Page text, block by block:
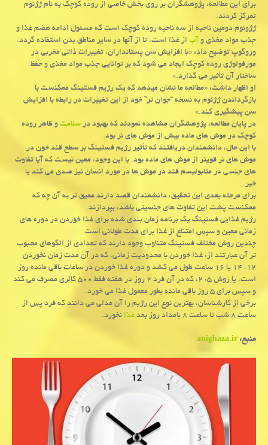
برای این مطالعه، پژوهشگران بر روی بخش خاصی از روده کوچک به نام ژژنوم
تمرکز کردند.
ژژونوم دومین ناحیه از سه ناحیه روده کوچک است که مسئول ادامه هضم غذا و
جذب مواد مغذی وآباز غذا است، تا از آنها در سایر مناطق بدن استفاده گردد.
وروگوپ توضیح داد: «با افزایش سن پستانداران، تغییرات ذاتی مخربی در
مورفولوژی روده کوچک ایجاد می شود که بر توانایی جذب مواد مغذی و حفظ
ساختار آن تأثیر می گذارد.»
او اظهار داشت: «مطالعه ما نشان میدهد که یک رژیم فستینگ ممکنست با
بازگرداندن ژژنوم به نسخه “جوان تر” خود از این تغییرات در رابطه با افزایش
سن پیشگیری کند.»
در پایان مطالعه، پژوهشگران مشاهده نمودند که بهبود درسلامتو ظاهر روده
کوچک در موش های ماده بیش از موش های نر بود.
با این حال، دانشمندان دریافتند که تأثیر رژیم فستینگ بر سطح قند خون در
موش های نر قویتر از موش های ماده بود. با این وجود، معین نیست که آیا تفاوت
های جنسی در متابولیسم قند در موش ها در مورد انسان نیز صدق می کند یا
خیر.
برای مرحله بعدی این تحقیق، دانشمندان قصد دارند عمیق تر به آن چه که
ممکنست پشت این تفاوت های جنسیتی باشد، بپردازند.
رژیم غذایی فستینگ یک برنامه زمان بندی شده برای غذا خوردن در دوره های
زمانی معین و سپس امتناع از غذا برای مدت طولانی است.
چندین روش مختلف فستینگ متناوب وجود دارند که تعدادی از الگوهای محبوب
تر آن عبارتند از: غذا خوردن با محدودیت زمانی، که در آن مدت زمان نخوردن
۱۲، ۱۴ یا ۱۶ ساعت طول می کشد و دوره غذا خوردن در ساعات باقی مانده روز
است، یا روش ۵: ۲، که در آن فرد ۲ روز در هفته فقط ۵۰۰ کالری مصرف می کند
و سپس برای ۵ روز باقی مانده بطور معمول غذا می خورد.
برخی از کارشناسان، بهترین نوع این رژیم را آن مدلی می دانند که فرد پس از
ساعت ۸ شب تا ساعت ۸ بامداد روز بعد
غذانخورد.
منبع:anighaza.ir